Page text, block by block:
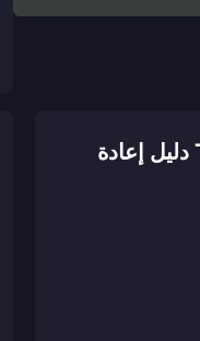
THE MOON IN THE HEART OF FLOWERS AND MOUNTAINS MONTHLY CARD (TW) دليل إعادة